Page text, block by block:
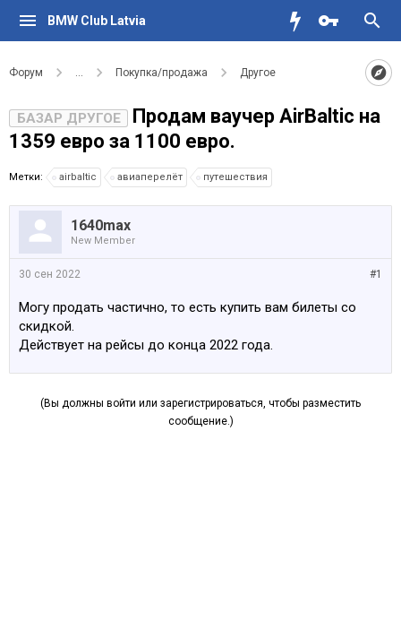
BMW Club Latvia
Форум ... Покупка/продажа Другое
БАЗАР ДРУГОЕ
Продам ваучер AirBaltic на
1359 евро за 1100 евро.
Метки: airbaltic авиаперелёт путешествия
1640max
New Member
#1
30 сен 2022
Могу продать частично, то есть купить вам билеты со
скидкой.
Действует на рейсы до конца 2022 года.
(Вы должны войти или зарегистрироваться, чтобы разместить
сообщение.)